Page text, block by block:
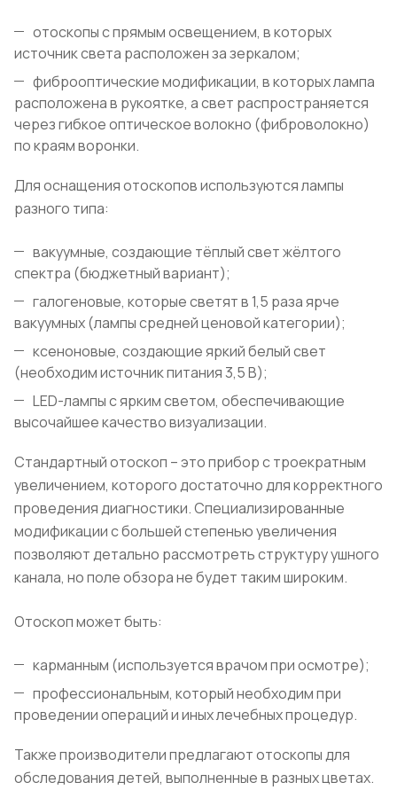
отоскопы с прямым освещением, в которых
источник света расположен за зеркалом;
фиброоптические модификации, в которых лампа
расположена в рукоятке, а свет распространяется
через гибкое оптическое волокно (фиброволокно)
по краям воронки.
Для оснащения отоскопов используются лампы
разного типа:
вакуумные, создающие тёплый свет жёлтого
спектра (бюджетный вариант);
галогеновые, которые светят в 1,5 раза ярче
вакуумных (лампы средней ценовой категории);
ксеноновые, создающие яркий белый свет
(необходим источник питания 3,5 В);
LED-лампы с ярким светом, обеспечивающие
высочайшее качество визуализации.
Стандартный отоскоп – это прибор с троекратным
увеличением, которого достаточно для корректного
проведения диагностики. Специализированные
модификации с большей степенью увеличения
позволяют детально рассмотреть структуру ушного
канала, но поле обзора не будет таким широким.
Отоскоп может быть:
карманным (используется врачом при осмотре);
профессиональным, который необходим при
проведении операций и иных лечебных процедур.
Также производители предлагают отоскопы для
обследования детей, выполненные в разных цветах.